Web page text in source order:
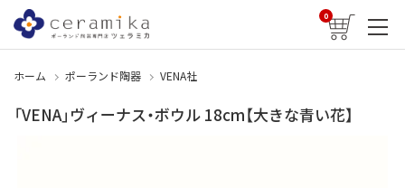
0
ホーム ポーランド陶器 VENA社
「VENA」ヴィーナス・ボウル 18cm【大きな青い花】